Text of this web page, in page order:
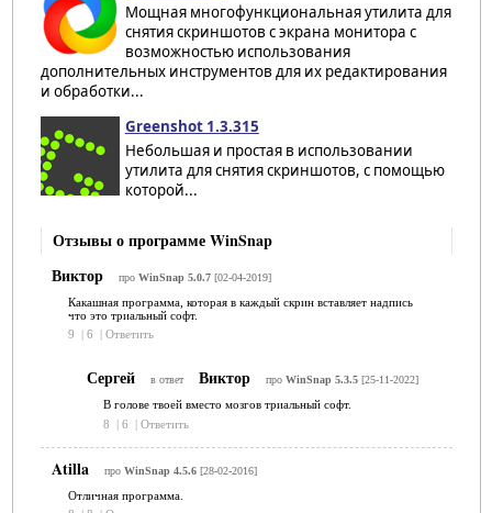
Мощная многофункциональная утилита для
снятия скриншотов с экрана монитора с
возможностью использования
дополнительных инструментов для их редактирования
и обработки...
Greenshot 1.3.315
Небольшая и простая в использовании
утилита для снятия скриншотов, с помощью
которой...
Отзывы о программе WinSnap
Виктор
про WinSnap 5.0.7[02-04-2019]
Какашная программа, которая в каждый скрин вставляет надпись
что это триальный софт.
9
6 Ответить
Сергей в ответ Виктор про WinSnap 5.3.5[25-11-2022]
В голове твоей вместо мозгов триальный софт.
8
| 6 | Ответить
Atilla про WinSnap 4.5.6[28-02-2016]
Отличная программа.